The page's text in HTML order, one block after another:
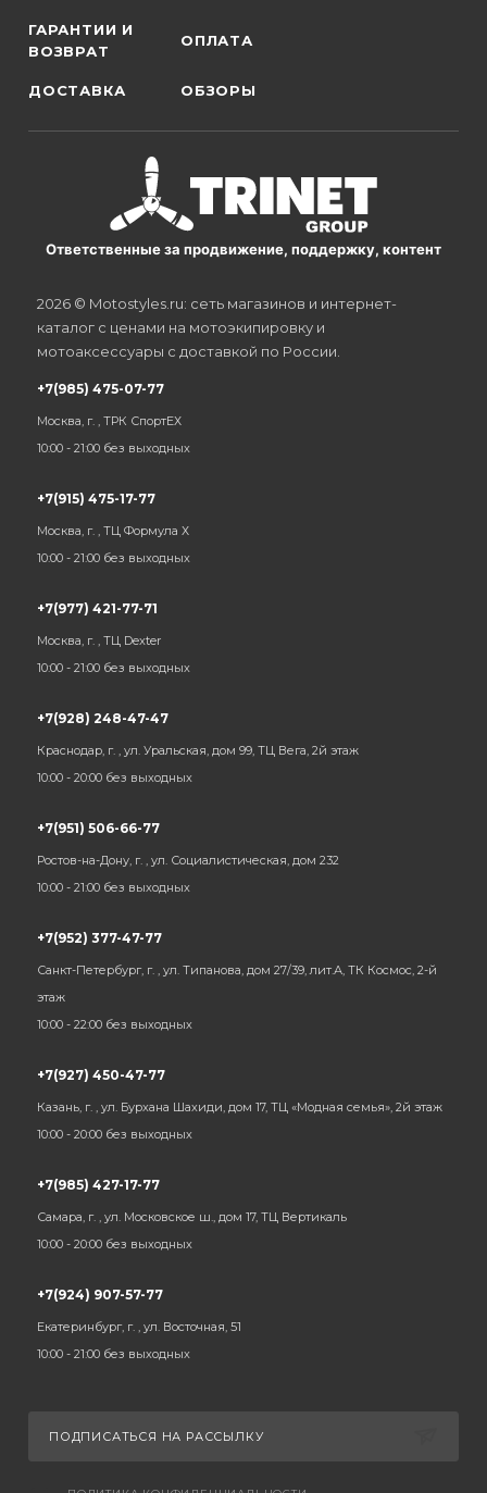
ГАРАНТИИ И
ВОЗВРАТ
ОПЛАТА
ДОСТАВКА ОБЗОРЫ
Ответственные за продвижение, поддержку, контент
2026 © Motostyles.ru: сеть магазинов и интернет-
каталог с ценами на мотоэкипировку и
мотоаксессуары с доставкой по России.
+7(985) 475-07-77
Москва, г. , ТРК СпортЕХ
10:00 - 21:00 без выходных
+7(915) 475-17-77
Москва, г. , ТЦ Формула Х
10:00 - 21:00 без выходных
+7(977) 421-77-71
Москва, г. , ТЦ Dexter
10:00 - 21:00 без выходных
+7(928) 248-47-47
Краснодар, г. , ул. Уральская, дом 99, ТЦ Вега, 2й этаж
10:00 - 20:00 без выходных
+7(951) 506-66-77
Ростов-на-Дону, г. , ул. Социалистическая, дом 232
10:00 - 21:00 без выходных
+7(952) 377-47-77
Санкт-Петербург, г. , ул. Типанова, дом 27/39, лит.А, ТК Космос, 2-й
этаж
10:00 - 22:00 без выходных
+7(927) 450-47-77
Казань, г. , ул. Бурхана Шахиди, дом 17, ТЦ «Модная семья», 2й этаж
10:00 - 20:00 без выходных
+7(985) 427-17-77
Самара, г. , ул. Московское ш., дом 17, ТЦ Вертикаль
10:00 - 20:00 без выходных
+7(924) 907-57-77
Екатеринбург, г. , ул. Восточная, 51
10:00 - 21:00 без выходных
ПОДПИСАТЬСЯ НА РАССЫЛКУ